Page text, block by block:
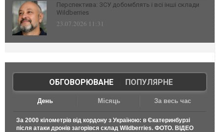
Перспектива: ЗСУ добомблять і всі інші склади
Wildberries
23.07.2026 11:31
ОБГОВОРЮВАНЕ| ПОПУЛЯРНЕ
День Місяць За весь час
За 2000 кілометрів від кордону з Україною: в Єкатеринбурзі
після атаки дронів загорівся склад Wildberries. ФОТО. ВІДЕО